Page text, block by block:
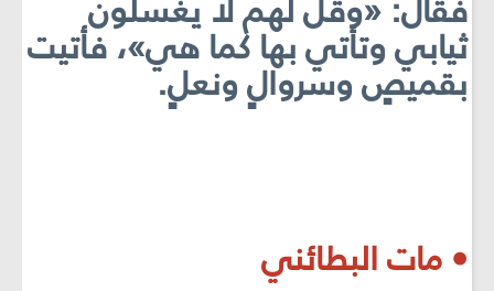
فقال: «وقل لهم لا يغسلون
ثيابي وتأتي بها كما هي»، فأتيت
بقميصٍ وسروالٍ ونعلٍ.
• مات البطائني